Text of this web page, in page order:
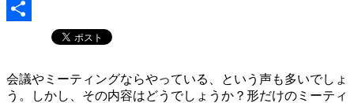
Line
会議やミーティングならやっている、という声も多いでしょ
う。しかし、その内容はどうでしょうか？形だけのミーティ